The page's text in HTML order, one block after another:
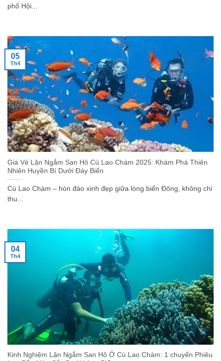
phố Hội...
Giá Vé Lặn Ngắm San Hô Cù Lao Chàm 2025: Khám Phá Thiên
Nhiên Huyền Bí Dưới Đáy Biển
Cù Lao Chàm – hòn đảo xinh đẹp giữa lòng biển Đông, không chỉ
thu...
05
Th4
Kinh Nghiệm Lặn Ngắm San Hô Ở Cù Lao Chàm: 1 chuyến Phiêu
04
Th4